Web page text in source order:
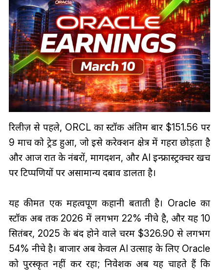
रिलीज़ से पहले, ORCL का स्टॉक अंतिम बार $151.56 पर
9 मार्च को ट्रेड हुआ, जो इसे करेक्शन क्षेत्र में गहरा छोड़ता है
और आज रात के नंबरों, मार्गदर्शन, और AI इन्फ्रास्ट्रक्चर खर्च
पर टिप्पणियों पर असामान्य दबाव डालता है।
यह कीमत एक महत्वपूर्ण कहानी बताती है। Oracle का
स्टॉक अब तक 2026 में लगभग 22% नीचे है, और यह 10
सितंबर, 2025 के बंद होने वाले चरम $326.90 से लगभग
54% नीचे है। बाजार अब केवल AI उत्साह के लिए Oracle
को पुरस्कृत नहीं कर रहा; निवेशक अब यह चाहते हैं कि